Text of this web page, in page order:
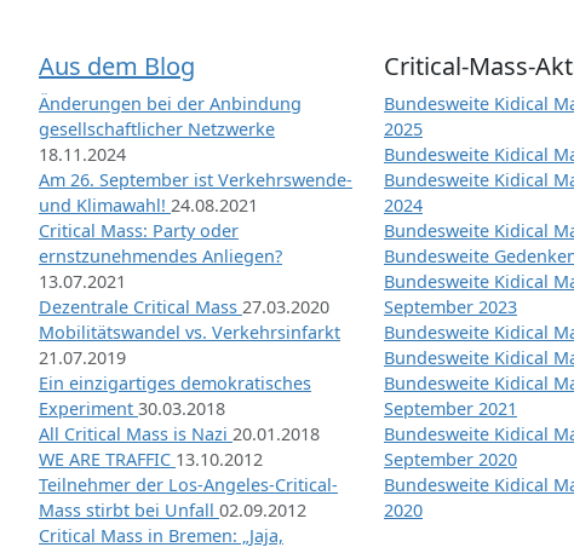
Aus dem Blog
Änderungen bei der Anbindung
gesellschaftlicher Netzwerke
18.11.2024
Am 26. September ist Verkehrswende-
und Klimawahl! 24.08.2021
Critical Mass: Party oder
ernstzunehmendes Anliegen?
13.07.2021
Dezentrale Critical Mass 27.03.2020
Mobilitätswandel vs. Verkehrsinfarkt
21.07.2019
Ein einzigartiges demokratisches
Experiment 30.03.2018
All Critical Mass is Nazi 20.01.2018
WE ARE TRAFFIC 13.10.2012
Teilnehmer der Los-Angeles-Critical-
Mass stirbt bei Unfall 02.09.2012
Critical Mass in Bremen: „Jaja,
Critical-Mass-
Bundesweite Kidical
2025
Bundesweite Kidical
Bundesweite Kidical
2024
Bundesweite Kidical
Bundesweite
Bundesweite Kidical
September 2023
Bundesweite Kidical
Bundesweite Kidical
Bundesweite Kidical
September 2021
Bundesweite Kidical
September 2020
Bundesweite Kidical
2020